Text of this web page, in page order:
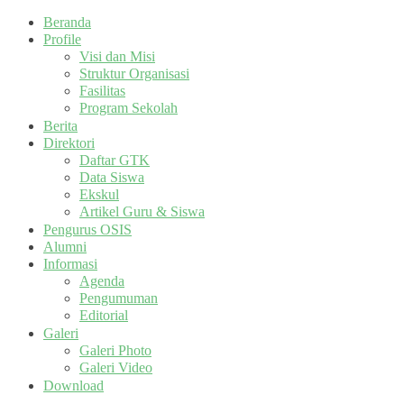
Beranda
Profile
Visi dan Misi
Struktur Organisasi
Fasilitas
Program Sekolah
Berita
Direktori
Daftar GTK
Data Siswa
Ekskul
Artikel Guru & Siswa
Pengurus OSIS
Alumni
Informasi
Agenda
Pengumuman
Editorial
Galeri
Galeri Photo
Galeri Video
Download